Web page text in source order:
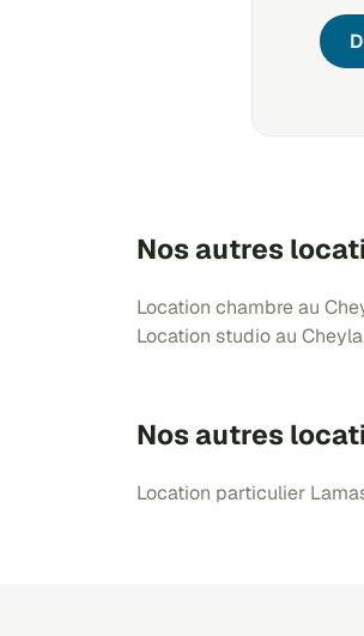
Nos autres
Location chambre au
Location studio au
Nos autres
Location particulier